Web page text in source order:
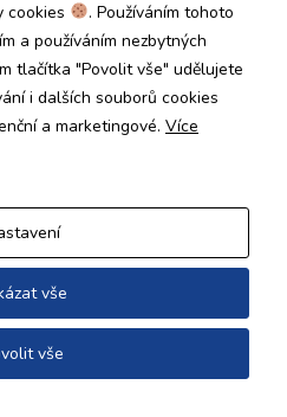
cookies
. Používáním tohoto
a používáním nezbytných
tlačítka "Povolit vše" udělujete
i dalších souborů cookies
a marketingové. Více
vše
vše